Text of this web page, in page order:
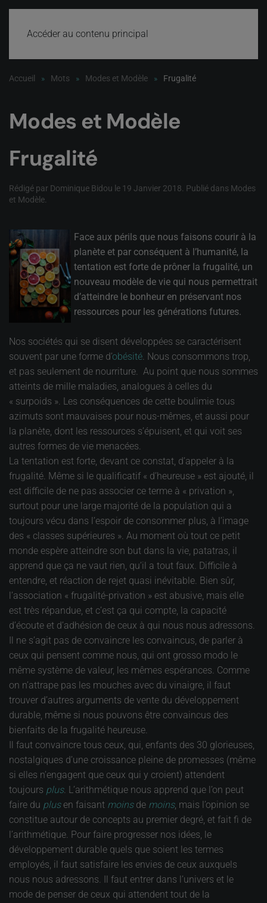
Accéder au contenu principal
Accueil Mots Modes et Modèle Frugalité
Modes et Modèle
Frugalité
Rédigé par Dominique Bidou le 19 Janvier 2018 . Publié dans Modes
et Modèle
Face aux périls que nous faisons courir à la
planète et par conséquent à l’humanité, la
tentation est forte de prôner la frugalité, un
nouveau modèle de vie qui nous permettrait
d’atteindre le bonheur en préservant nos
ressources pour les générations futures.
Nos sociétés qui se disent développées se caractérisent
souvent par une forme d’obésité. Nous consommons trop,
et pas seulement de nourriture. Au point que nous sommes
atteints de mille maladies, analogues à celles du
« surpoids ». Les conséquences de cette boulimie tous
azimuts sont mauvaises pour nous-mêmes, et aussi pour
la planète, dont les ressources s’épuisent, et qui voit ses
autres formes de vie menacées.
La tentation est forte, devant ce constat, d’appeler à la
frugalité. Même si le qualificatif « d’heureuse » est ajouté, il
est difficile de ne pas associer ce terme à « privation »,
surtout pour une large majorité de la population qui a
toujours vécu dans l’espoir de consommer plus, à l’image
des « classes supérieures ». Au moment où tout ce petit
monde espère atteindre son but dans la vie, patatras, il
apprend que ça ne vaut rien, qu’il a tout faux. Difficile à
entendre, et réaction de rejet quasi inévitable. Bien sûr,
l’association « frugalité-privation » est abusive, mais elle
est très répandue, et c’est ça qui compte, la capacité
d’écoute et d’adhésion de ceux à qui nous nous adressons.
Il ne s’agit pas de convaincre les convaincus, de parler à
ceux qui pensent comme nous, qui ont grosso modo le
même système de valeur, les mêmes espérances. Comme
on n’attrape pas les mouches avec du vinaigre, il faut
trouver d’autres arguments de vente du développement
durable, même si nous pouvons être convaincus des
bienfaits de la frugalité heureuse.
Il faut convaincre tous ceux, qui, enfants des 30 glorieuses,
nostalgiques d’une croissance pleine de promesses (même
si elles n’engagent que ceux qui y croient) attendent
toujours plus. L’arithmétique nous apprend que l’on peut
faire du plusen faisant moins de moins, mais l’opinion se
constitue autour de concepts au premier degré, et fait fi de
l’arithmétique. Pour faire progresser nos idées, le
développement durable quels que soient les termes
employés, il faut satisfaire les envies de ceux auxquels
nous nous adressons. Il faut entrer dans l’univers et le
mode de penser de ceux qui attendent tout de la